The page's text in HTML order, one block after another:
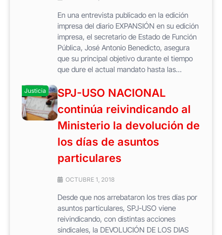
En una entrevista publicado en la edición
impresa del diario EXPANSIÓN en su edición
impresa, el secretario de Estado de Función
Pública, José Antonio Benedicto, asegura
que su principal objetivo durante el tiempo
que dure el actual mandato hasta las...
Justicia
SPJ-USO NACIONAL
continúa reivindicando al
Ministerio la devolución de
los días de asuntos
particulares
OCTUBRE 1, 2018
Desde que nos arrebataron los tres días por
asuntos particulares, SPJ-USO viene
reivindicando, con distintas acciones
sindicales, la DEVOLUCIÓN DE LOS DIAS